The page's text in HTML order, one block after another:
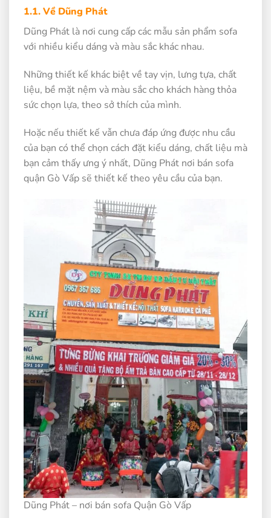
1.1. Về Dũng Phát
Dũng Phát là nơi cung cấp các mẫu sản phẩm sofa
với nhiều kiểu dáng và màu sắc khác nhau.
Những thiết kế khác biệt về tay vịn, lưng tựa, chất
liệu, bề mặt nệm và màu sắc cho khách hàng thỏa
sức chọn lựa, theo sở thích của mình.
Hoặc nếu thiết kế vẫn chưa đáp ứng được nhu cầu
của bạn có thể chọn cách đặt kiểu dáng, chất liệu mà
bạn cảm thấy ưng ý nhất, Dũng Phát nơi bán sofa
quận Gò Vấp sẽ thiết kế theo yêu cầu của bạn.
Dũng Phát – nơi bán sofa Quận Gò Vấp